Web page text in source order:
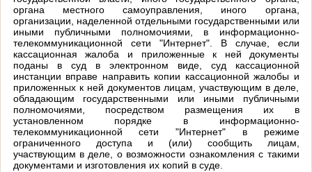
органа местного самоуправления, иного органа,
организации, наделенной отдельными государственными или
иными публичными полномочиями, в информационно-
телекоммуникационной сети "Интернет". В случае, если
кассационная жалоба и приложенные к ней документы
поданы в суд в электронном виде, суд кассационной
инстанции вправе направить копии кассационной жалобы и
приложенных к ней документов лицам, участвующим в деле,
обладающим государственными или иными публичными
полномочиями, посредством размещения их в
установленном порядке в информационно-
телекоммуникационной сети "Интернет" в режиме
ограниченного доступа и (или) сообщить лицам,
участвующим в деле, о возможности ознакомления с такими
документами и изготовления их копий в суде.